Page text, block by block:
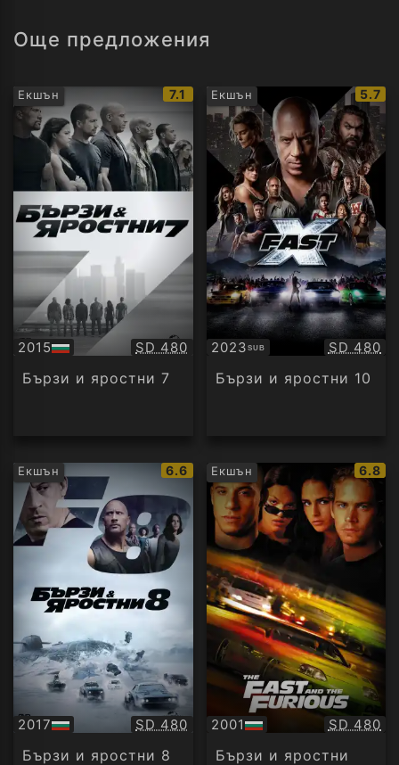
Още предложения
Екшън
IMDb
рейтинг:
7.1
2015
БГ
аудио
Качество:
SD 480
Бързи и яростни 7
Екшън
IMDb
5.7
2023SUB
Субтитри SD 480
Бързи и яростни 10
Екшън
IMDb
рейтинг:
6.6
2017
БГ
аудио
Качество:
SD 480
Бързи и яростни 8
Екшън
IMDb
6.8
2001
БГ
аудио
SD 480
Бързи и яростни